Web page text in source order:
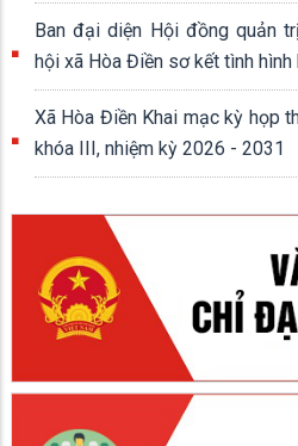
Ban đại diện Hội đồng quản
hội xã Hòa Điền sơ kết tình
Xã Hòa Điền Khai mạc kỳ họp
khóa III, nhiệm kỳ 2026 - 2031